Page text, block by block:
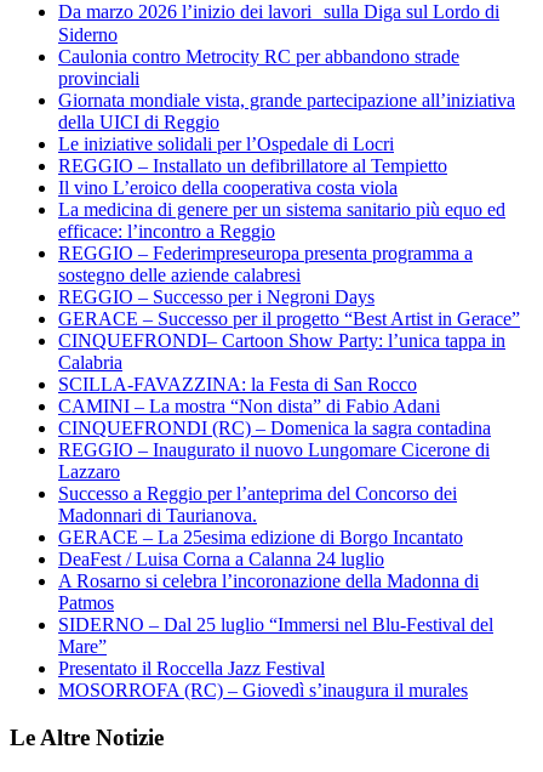
Da marzo 2026 l’inizio dei lavori sulla Diga sul Lordo di
Siderno
Caulonia contro Metrocity RC per abbandono strade
provinciali
Giornata mondiale vista, grande partecipazione all’iniziativa
della UICI di Reggio
Le iniziative solidali per l’Ospedale di Locri
REGGIO – Installato un defibrillatore al Tempietto
Il vino L’eroico della cooperativa costa viola
La medicina di genere per un sistema sanitario più equo ed
efficace: l’incontro a Reggio
REGGIO – Federimpreseuropa presenta programma a
sostegno delle aziende calabresi
REGGIO – Successo per i Negroni Days
GERACE – Successo per il progetto “Best Artist in Gerace”
CINQUEFRONDI– Cartoon Show Party: l’unica tappa in
Calabria
SCILLA-FAVAZZINA: la Festa di San Rocco
CAMINI – La mostra “Non dista” di Fabio Adani
CINQUEFRONDI (RC) – Domenica la sagra contadina
REGGIO – Inaugurato il nuovo Lungomare Cicerone di
Lazzaro
Successo a Reggio per l’anteprima del Concorso dei
Madonnari di Taurianova.
GERACE – La 25esima edizione di Borgo Incantato
DeaFest / Luisa Corna a Calanna 24 luglio
A Rosarno si celebra l’incoronazione della Madonna di
Patmos
SIDERNO – Dal 25 luglio “Immersi nel Blu-Festival del
Mare”
Presentato il Roccella Jazz Festival
MOSORROFA (RC) – Giovedì s’inaugura il murales
Le Altre Notizie